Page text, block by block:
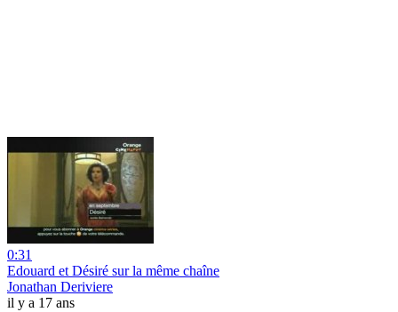
0:31
Edouard et Désiré sur la même chaîne
Jonathan Deriviere
il y a 17 ans